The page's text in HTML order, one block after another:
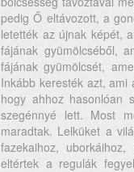
pedig Ő eltávozott, a
letették az újnak képét,
fájának gyümölcséből,
fájának gyümölcsét,
Inkább keresték azt, ami
hogy ahhoz hasonlóan
szegénnyé lett. Most
maradtak. Lelküket a
fazekaihoz,
eltértek a regulák